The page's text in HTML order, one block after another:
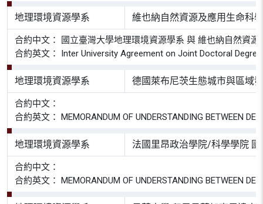
地理環境資源學系 維也納自然資源及應用生命科
合約中文： 國立臺灣大學地理環境資源學系 與 維也納自然資
合約英文： Inter University Agreement on Joint Doctoral
地理環境資源學系 德國萊布尼茨生態城市與區域
合約中文：
合約英文： MEMORANDUM OF UNDERSTANDING BETWEEN
地理環境資源學系 法國里昂政治學院/科學學院
合約中文：
合約英文： MEMORANDUM OF UNDERSTANDING BETWEEN